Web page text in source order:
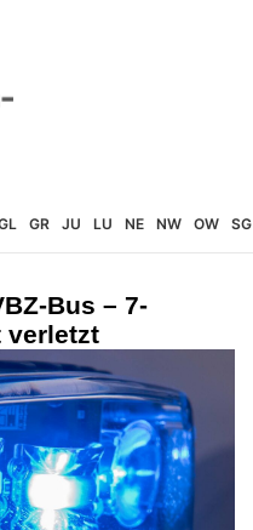
GR JU LU NE NW OW SG
Bus – 7-
verletzt